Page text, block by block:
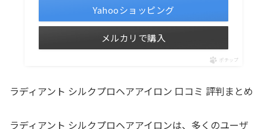
Yahooショッピング
メルカリで購入
ポチップ
ラディアント シルクプロヘアアイロン 口コミ 評判まとめ
ラディアント シルクプロヘアアイロンは、多くのユーザ